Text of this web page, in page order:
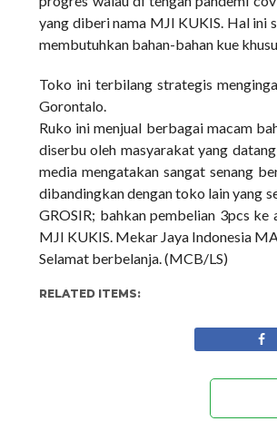
yang diberi nama MJI KUKIS. Hal ini
membutuhkan bahan-bahan kue
Toko ini terbilang strategis
Gorontalo.
Ruko ini menjual berbagai macam
diserbu oleh masyarakat yang
media mengatakan sangat senang
dibandingkan dengan toko lain yang
GROSIR; bahkan pembelian 3pcs
MJI KUKIS. Mekar Jaya Indonesia
Selamat berbelanja. (MCB/LS)
RELATED ITEMS: